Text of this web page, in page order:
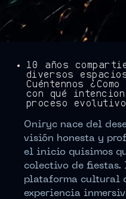
10 años
diversos
Cuéntennos
con qué
proceso
Oniryc nace del
visión honesta y
el inicio quisimos
colectivo de fiestas.
plataforma cultural
experiencia